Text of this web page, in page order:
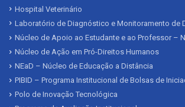
Hospital Veterinário
Laboratório de Diagnóstico e Monitoramento de
Núcleo de Apoio ao Estudante e ao Professor –
Núcleo de Ação em Pró-Direitos Humanos
NEaD – Núcleo de Educação a Distância
PIBID – Programa Institucional de Bolsas de
Polo de Inovação Tecnológica